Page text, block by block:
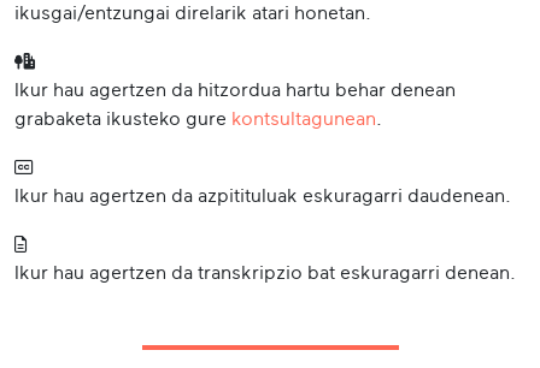
ikusgai/entzungai direlarik atari honetan.
Ikur hau agertzen da hitzordua hartu behar denean
grabaketa ikusteko gure kontsultagunean
Ikur hau agertzen da azpitituluak eskuragarri daudenean.
Ikur hau agertzen da transkripzio bat eskuragarri denean.